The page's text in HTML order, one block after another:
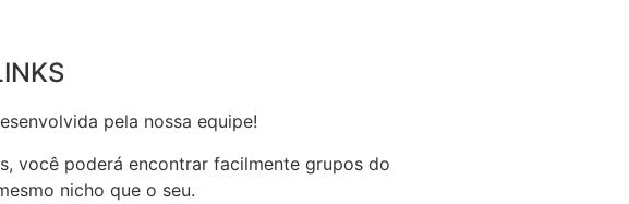
pela nossa equipe!
você poderá encontrar facilmente grupos do
nicho que o seu.